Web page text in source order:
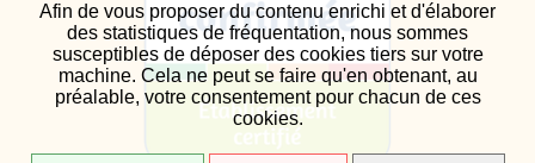
Afin de vous proposer du contenu enrichi et d'élaborer
des statistiques de fréquentation, nous sommes
susceptibles de déposer des cookies tiers sur votre
machine. Cela ne peut se faire qu'en obtenant, au
préalable, votre consentement pour chacun de ces
cookies.